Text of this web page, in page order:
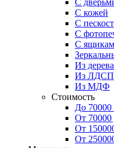
C
C кожей
C
C
C
Из дерева
Из ЛДСП
Из МДФ
Стоимость
До 70000
От 70000
От
От